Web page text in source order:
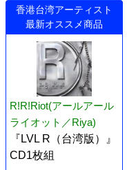
香港台湾アーティスト
最新オススメ商品
R!R!Riot(アールアール
ライオット／Riya)
『LVL R（台湾版）』
CD1枚組